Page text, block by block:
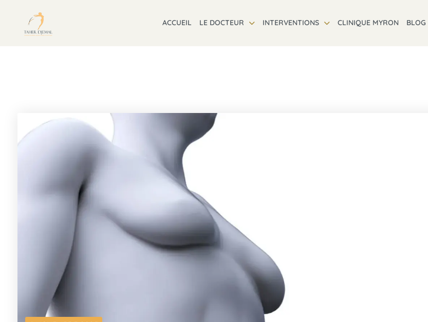
ACCUEIL LE DOCTEUR INTERVENTIONS CLINIQUE MYRON BLOG